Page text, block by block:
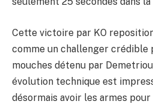
Cette victoire par KO
comme un challenger crédible
mouches détenu par
évolution technique est
désormais avoir les armes